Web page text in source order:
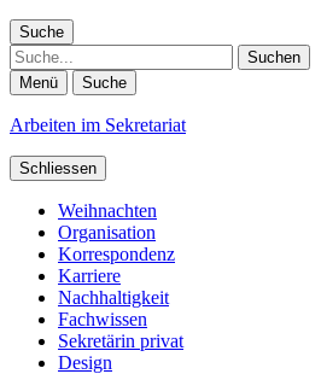
Suche
Suche
Menü Suche
Arbeiten im Sekretariat
Schliessen
Weihnachten
Organisation
Korrespondenz
Karriere
Nachhaltigkeit
Fachwissen
Sekretärin privat
Design